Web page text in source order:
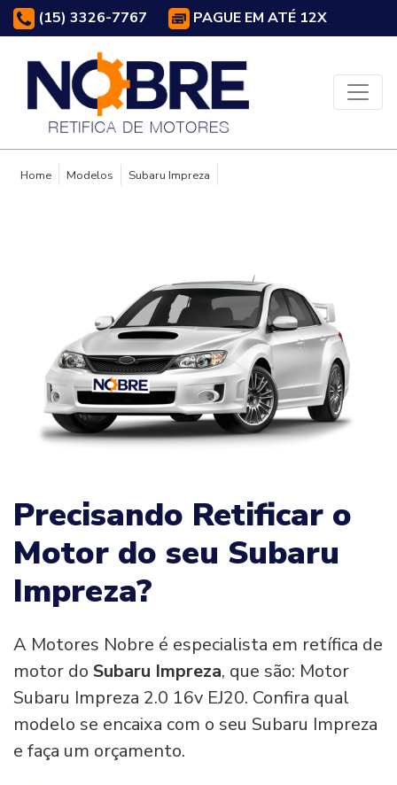
(15) 3326-7767 PAGUE EM ATÉ 12X
Home Modelos Subaru Impreza
Precisando Retificar o
Motor do seu Subaru
Impreza?
A Motores Nobre é especialista em retífica de
motor do Subaru Impreza, que são: Motor
Subaru Impreza 2.0 16v EJ20. Confira qual
modelo se encaixa com o seu Subaru Impreza
e faça um orçamento.